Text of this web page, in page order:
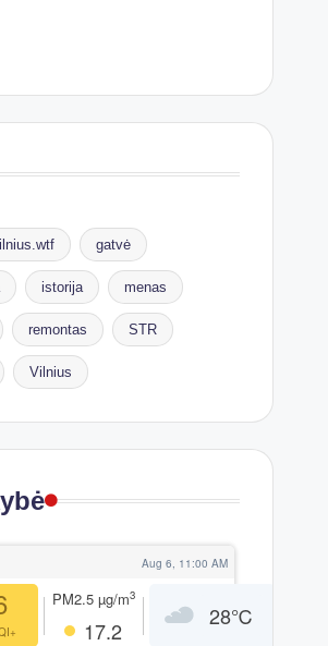
gatvė
istorija menas
remontas STR
Vilnius
Aug 6, 11:00 AM
PM2.5 µg/m3
17.2
28℃